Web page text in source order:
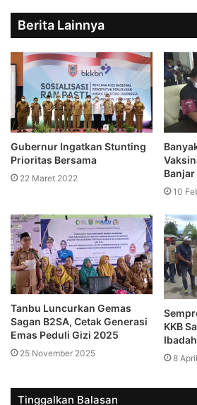
Berita Lainnya
Gubernur Ingatkan Stunting
Prioritas Bersama
22 Maret 2022
Banjar
10
Tanbu Luncurkan Gemas
Sagan B2SA, Cetak Generasi
Emas Peduli Gizi 2025
25 November 2025
KKB
8
Tinggalkan Balasan